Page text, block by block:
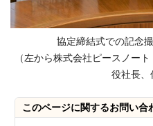
協定締結式での記念
（左から株式会社ピースノー
役社長、
このページに関するお問い合